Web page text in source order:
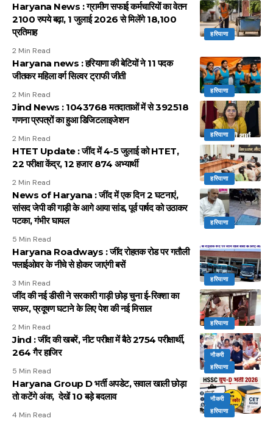
हरियाणा
Haryana News : ग्रामीण सफाई कर्मचारियों का वेतन
2100 रुपये बढ़ा, 1 जुलाई 2026 से मिलेंगे 18,100
प्रतिमाह
2 Min Read
हरियाणा
Haryana news : हरियाणा की बेटियों ने 11 पदक
जीतकर महिला वर्ग सिल्वर ट्राफी जीती
2 Min Read
हरियाणा
Jind News : 1043768 मतदाताओं में से 392518
गणना प्रपत्रों का हुआ डिजिटलाइजेशन
2 Min Read
हरियाणा
HTET Update : जींद में 4-5 जुलाई को HTET,
22 परीक्षा केंद्र, 12 हजार 874 अभ्यार्थी
2 Min Read
हरियाणा
News of Haryana : जींद में एक दिन 2 घटनाएं,
सांसद जेपी की गाड़ी के आगे आया सांड, पूर्व पार्षद को उठाकर
पटका, गंभीर घायल
5 Min Read
हरियाणा
Haryana Roadways : जींद रोहतक रोड पर गतौली
फ्लाईओवर के नीचे से होकर जाएंगी बसें
3 Min Read
हरियाणा
जींद की नई डीसी ने सरकारी गाड़ी छोड़ चुना ई-रिक्शा का
सफर, प्रदूषण घटाने के लिए पेश की नई मिसाल
2 Min Read
नौकरी
हरियाणा
Jind : जींद की खबरें, नीट परीक्षा में बैठे 2754 परीक्षार्थी,
264 गैर हाजिर
5 Min Read
नौकरी
हरियाणा
Haryana Group D भर्ती अपडेट, सवाल खाली छोड़ा
तो कटेंगे अंक, देखें 10 बड़े बदलाव
4 Min Read